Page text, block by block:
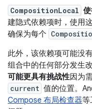
CompositionLocal
建隐式依赖项时，使用
确保为每个
此外，该依赖项可能没
组合中的任何部分发生
可能更具有挑战性因为
current 值的位置。
Compose 布局检查器等